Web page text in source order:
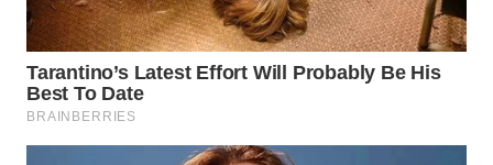
WAHANA
TANI
WAHANA
ADVOKAT